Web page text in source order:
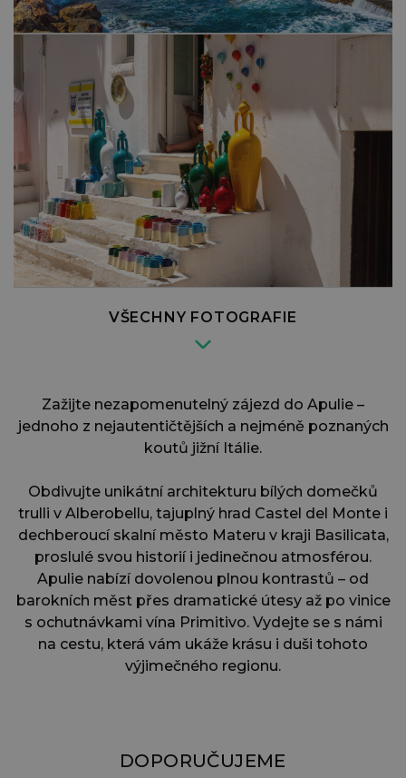
VŠECHNY FOTOGRAFIE
Zažijte nezapomenutelný zájezd do Apulie –
jednoho z nejautentičtějších a nejméně poznaných
koutů jižní Itálie.
Obdivujte unikátní architekturu bílých domečků
trulli v Alberobellu, tajuplný hrad Castel del Monte i
dechberoucí skalní město Materu v kraji Basilicata,
proslulé svou historií i jedinečnou atmosférou.
Apulie nabízí dovolenou plnou kontrastů – od
barokních měst přes dramatické útesy až po vinice
s ochutnávkami vína Primitivo. Vydejte se s námi
na cestu, která vám ukáže krásu i duši tohoto
výjimečného regionu.
DOPORUČUJEME